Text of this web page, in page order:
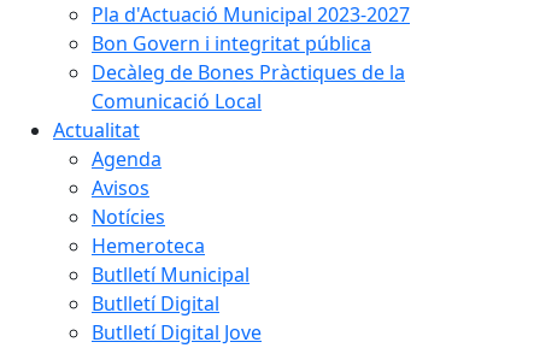
Pla d'Actuació Municipal 2023-2027
Bon Govern i integritat pública
Decàleg de Bones Pràctiques de la
Comunicació Local
Actualitat
Agenda
Avisos
Notícies
Hemeroteca
Butlletí Municipal
Butlletí Digital
Butlletí Digital Jove